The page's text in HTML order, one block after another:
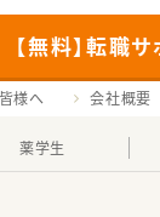
【無料】転職
様へ 会社概要
薬学生